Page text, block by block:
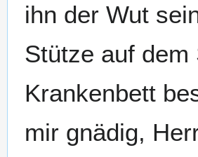
ihn der Wut
Stütze auf
Krankenbett
mir gnädig,